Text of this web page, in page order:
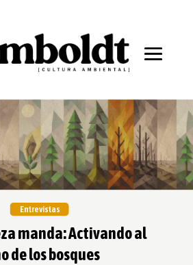
Entrevistas
manda: Activando al
de los bosques